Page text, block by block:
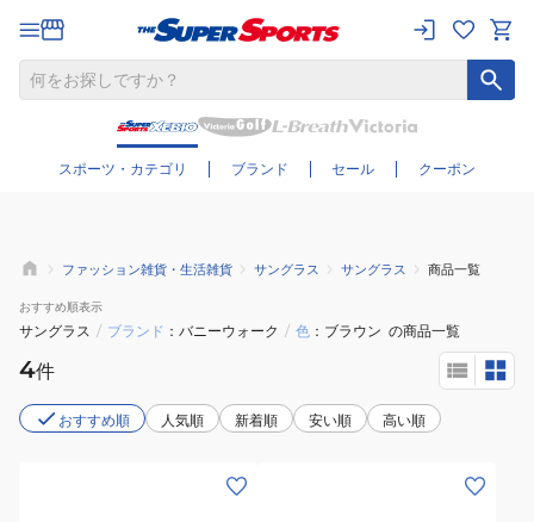
スポーツ・カテゴリ ブランド セール クーポン
さらに絞り込む
ファッション雑貨・生活雑貨 サングラス サングラス 商品一覧
おすすめ順表示
サングラス / ブランド バニーウォーク / 色 ブラウン の商品一覧
4件
おすすめ順 人気順 新着順 安い順 高い順